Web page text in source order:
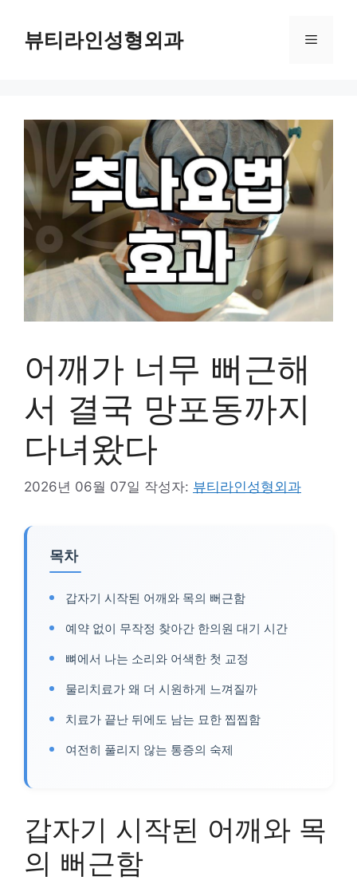
뷰티라인성형외과 메
어깨가 너무 뻐근해
서 결국 망포동까지
다녀왔다
2026년 06월 07일 작성자: 뷰티라인성형외과
목차
갑자기 시작된 어깨와 목의 뻐근함
예약 없이 무작정 찾아간 한의원 대기 시간
뼈에서 나는 소리와 어색한 첫 교정
물리치료가 왜 더 시원하게 느껴질까
치료가 끝난 뒤에도 남는 묘한 찝찝함
여전히 풀리지 않는 통증의 숙제
갑자기 시작된 어깨와 목
의 뻐근함